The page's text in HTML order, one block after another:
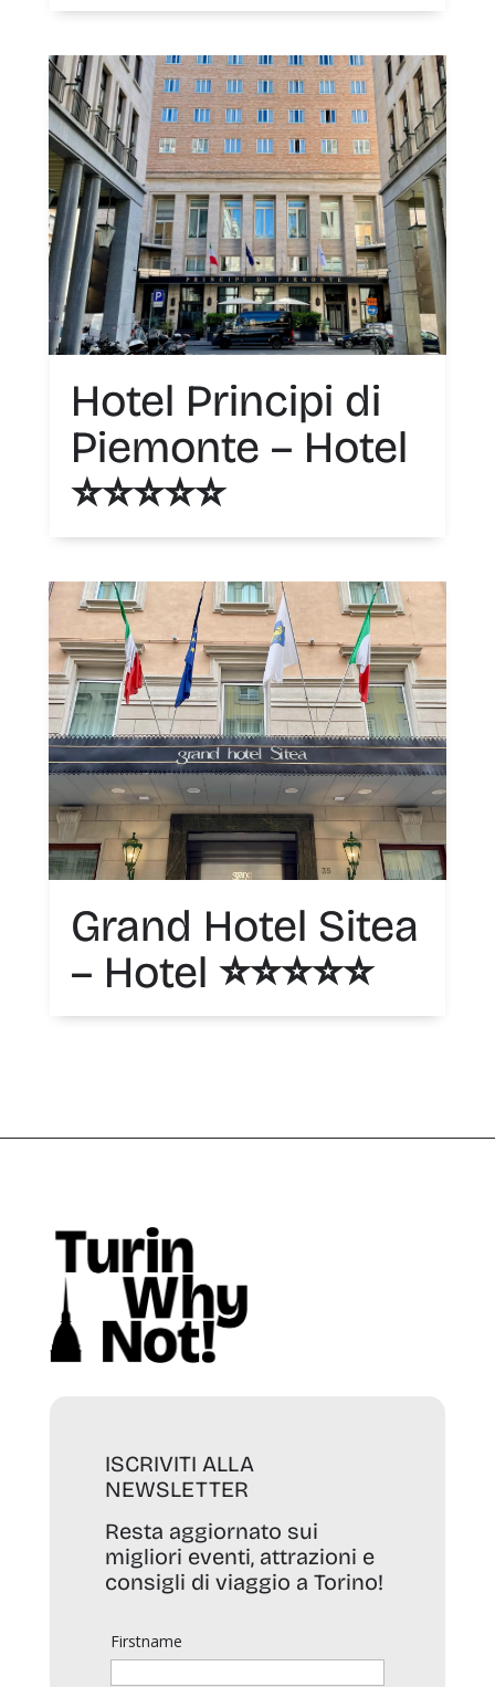
Hotel Principi di
Piemonte – Hotel
⭐️⭐️⭐️⭐️⭐️
Grand Hotel Sitea
– Hotel ⭐️⭐️⭐️⭐️⭐️
ISCRIVITI ALLA
NEWSLETTER
Resta aggiornato sui
migliori eventi, attrazioni e
consigli di viaggio a Torino!
Firstname